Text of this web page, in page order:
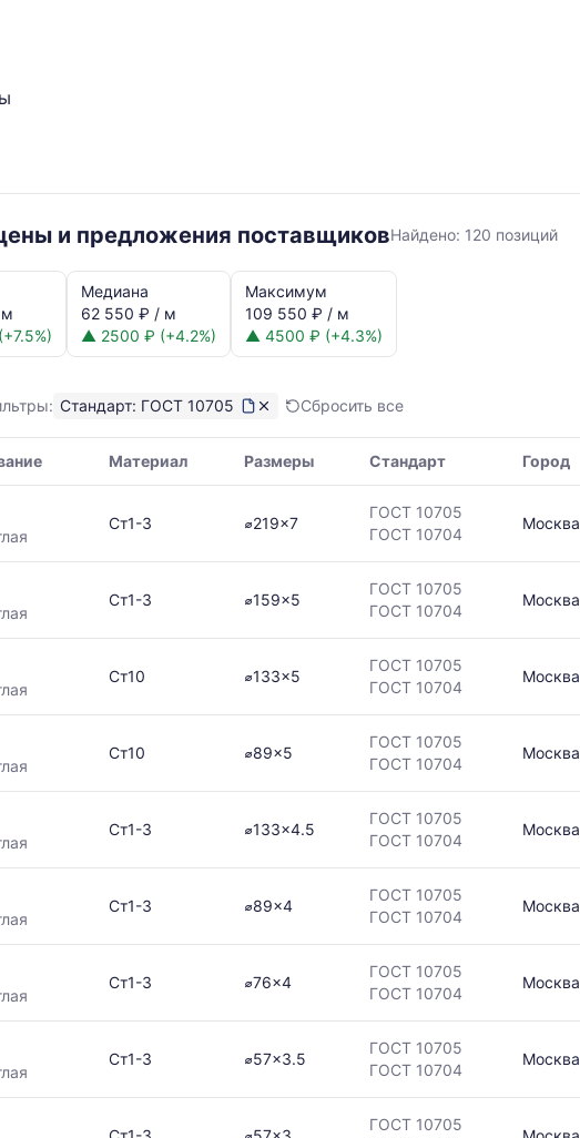
и предложения поставщиковГОСТ
Найдено: 120 позиций
Медиана
62 550 ₽ / м
▲ 2500 ₽ (+4.2%)
Максимум
109 550 ₽ / м
▲ 4500 ₽ (+4.3%)
Стандарт: ГОСТ 10705 Сбросить все
Материал Размеры Стандарт Город
Ст1-3 ⌀219x7
ГОСТ 10705
ГОСТ 10704
Москва
Ст1-3 ⌀159x5
ГОСТ 10705
ГОСТ 10704
Москва
Ст10 ⌀133x5
ГОСТ 10705
ГОСТ 10704
Москва
Ст10 ⌀89x5
ГОСТ 10705
ГОСТ 10704
Москва
Ст1-3 ⌀133x4.5
ГОСТ 10705
ГОСТ 10704
Москва
Ст1-3 ⌀89x4
ГОСТ 10705
ГОСТ 10704
Москва
Ст1-3 ⌀76x4
ГОСТ 10705
ГОСТ 10704
Москва
Ст1-3 ⌀57x3.5
ГОСТ 10705
ГОСТ 10704
Москва
ГОСТ 10705